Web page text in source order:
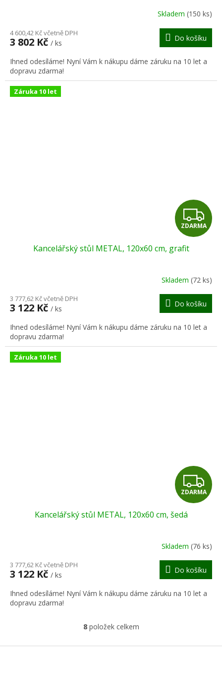
R
M
A
Skladem (150 ks)
4 600,42 Kč včetně DPH
3 802 Kč / ks
Do košíku
Ihned odesíláme! Nyní Vám k nákupu dáme záruku na 10 let a
dopravu zdarma!
Záruka 10 let
Z
D
R
M
A
ZDARMA
Kancelářský stůl METAL, 120x60 cm, grafit
Skladem (72 ks)
3 777,62 Kč včetně DPH
3 122 Kč / ks
Do košíku
Ihned odesíláme! Nyní Vám k nákupu dáme záruku na 10 let a
dopravu zdarma!
Záruka 10 let
Z
D
R
M
A
ZDARMA
Kancelářský stůl METAL, 120x60 cm, šedá
Skladem (76 ks)
3 777,62 Kč včetně DPH
3 122 Kč / ks
Do košíku
Ihned odesíláme! Nyní Vám k nákupu dáme záruku na 10 let a
dopravu zdarma!
O
l
8položek celkem
Z